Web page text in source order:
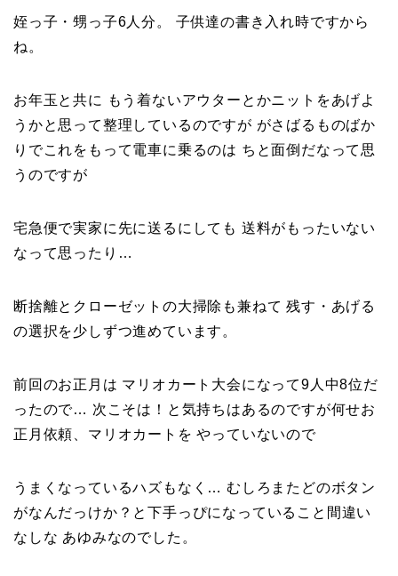
姪っ子・甥っ子6人分。 子供達の書き入れ時ですから
ね。
お年玉と共に もう着ないアウターとかニットをあげよ
うかと思って整理しているのですが がさばるものばか
りでこれをもって電車に乗るのは ちと面倒だなって思
うのですが
宅急便で実家に先に送るにしても 送料がもったいない
なって思ったり…
断捨離とクローゼットの大掃除も兼ねて 残す・あげる
の選択を少しずつ進めています。
前回のお正月は マリオカート大会になって9人中8位だ
ったので… 次こそは！と気持ちはあるのですが何せお
正月依頼、マリオカートを やっていないので
うまくなっているハズもなく… むしろまたどのボタン
がなんだっけか？と下手っぴになっていること間違い
なしな あゆみなのでした。